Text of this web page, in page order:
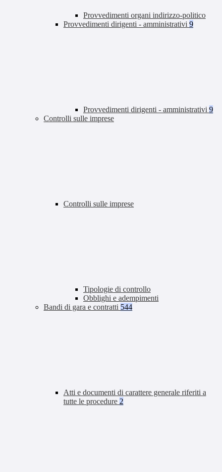
Provvedimenti organi indirizzo-politico
Provvedimenti dirigenti - amministrativi 9
Provvedimenti dirigenti - amministrativi 9
Controlli sulle imprese
Controlli sulle imprese
Tipologie di controllo
Obblighi e adempimenti
Bandi di gara e contratti 544
Atti e documenti di carattere generale riferiti a
tutte le procedure 2